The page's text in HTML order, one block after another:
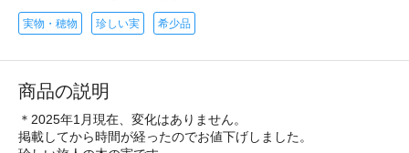
実物・穂物 珍しい実 希少品
商品の説明
＊2025年1月現在、変化はありません。
掲載してから時間が経ったのでお値下げしました。